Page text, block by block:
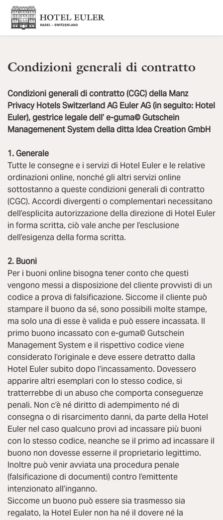
Condizioni generali di contratto
Condizioni generali di contratto (CGC) della Manz
Privacy Hotels Switzerland AG Euler AG (in seguito: Hotel
Euler), gestrice legale dell’ e-guma© Gutschein
Managemenent System della ditta Idea Creation GmbH
1. Generale
Tutte le consegne e i servizi di Hotel Euler e le relative
ordinazioni online, nonché gli altri servizi online
sottostanno a queste condizioni generali di contratto
(CGC). Accordi divergenti o complementari necessitano
dell’esplicita autorizzazione della direzione di Hotel Euler
in forma scritta, ciò vale anche per l’esclusione
dell’esigenza della forma scritta.
2. Buoni
Per i buoni online bisogna tener conto che questi
vengono messi a disposizione del cliente provvisti di un
codice a prova di falsificazione. Siccome il cliente può
stampare il buono da sé, sono possibili molte stampe,
ma solo una di esse è valida e può essere incassata. Il
primo buono incassato con e-guma© Gutschein
Management System e il rispettivo codice viene
considerato l’originale e deve essere detratto dalla
Hotel Euler subito dopo l’incassamento. Dovessero
apparire altri esemplari con lo stesso codice, si
tratterrebbe di un abuso che comporta conseguenze
penali. Non c’è né diritto di adempimento né di
consegna o di risarcimento danni, da parte della Hotel
Euler nel caso qualcuno provi ad incassare più buoni
con lo stesso codice, neanche se il primo ad incassare il
buono non dovesse esserne il proprietario legittimo.
Inoltre può venir avviata una procedura penale
(falsificazione di documenti) contro l’emittente
intenzionato all’inganno.
Siccome un buono può essere sia trasmesso sia
regalato, la Hotel Euler non ha né il dovere né la